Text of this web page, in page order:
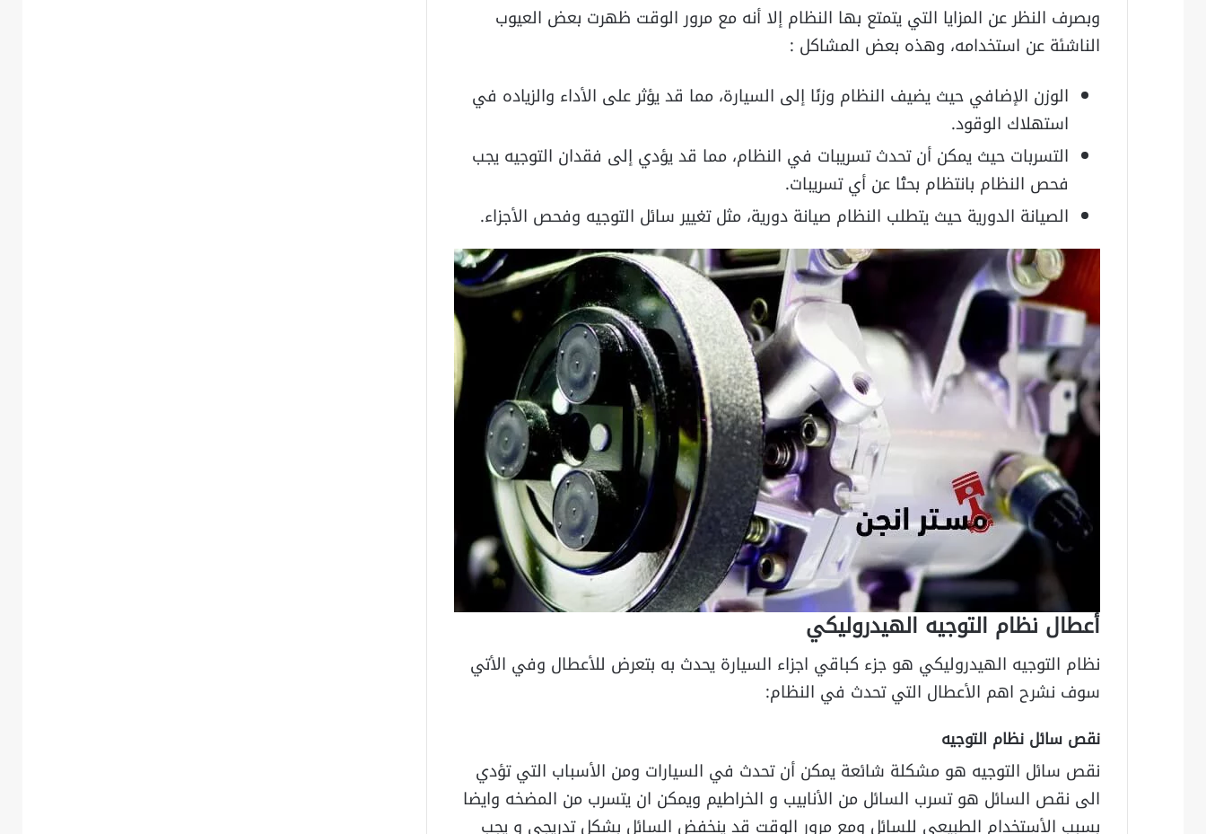
وبصرف النظر عن المزايا التي يتمتع بها النظام إلا أنه مع مرور الوقت ظهرت بعض العيوب
الناشئة عن استخدامه، وهذه بعض المشاكل :
الوزن الإضافي حيث يضيف النظام وزنًا إلى السيارة، مما قد يؤثر على الأداء والزياده في
استهلاك الوقود.
التسربات حيث يمكن أن تحدث تسريبات في النظام، مما قد يؤدي إلى فقدان التوجيه يجب
فحص النظام بانتظام بحثًا عن أي تسريبات.
الصيانة الدورية حيث يتطلب النظام صيانة دورية، مثل تغيير سائل التوجيه وفحص الأجزاء.
أعطال نظام التوجيه الهيدروليكي
نظام التوجيه الهيدروليكي هو جزء كباقي اجزاء السيارة يحدث به بتعرض للأعطال وفي الأتي
سوف نشرح اهم الأعطال التي تحدث في النظام:
نقص سائل نظام التوجيه
نقص سائل التوجيه هو مشكلة شائعة يمكن أن تحدث في السيارات ومن الأسباب التي تؤدي
الى نقص السائل هو تسرب السائل من الأنابيب و الخراطيم ويمكن ان يتسرب من المضخه وايضا
بسبب الأستخدام الطبيعي للسائل ومع مرور الوقت قد ينخفض السائل بشكل تدريجي و يجب